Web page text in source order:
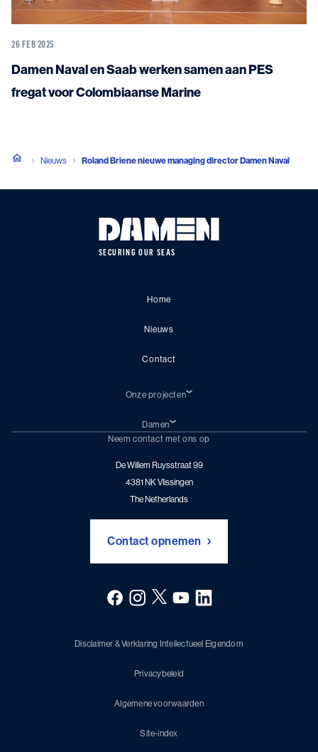
26 FEB 2025
Damen Naval en Saab werken samen aan PES
fregat voor Colombiaanse Marine
Nieuws Roland Briene nieuwe managing director Damen Naval
SECURING OUR SEAS
Home
Nieuws
Contact
Onze projecten
Aanbouw en update
Mogelijke projecten
Damen
Damen Corporate website
Neem contact met ons op
De Willem Ruysstraat99
4381 NKVlissingen
The Netherlands
Contact opnemen
Disclaimer & Verklaring Intellectueel Eigendom
Privacybeleid
Algemene voorwaarden
Site-index